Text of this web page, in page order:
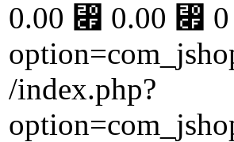
0.00 ⃏ 0.00 ⃏
/index.php?